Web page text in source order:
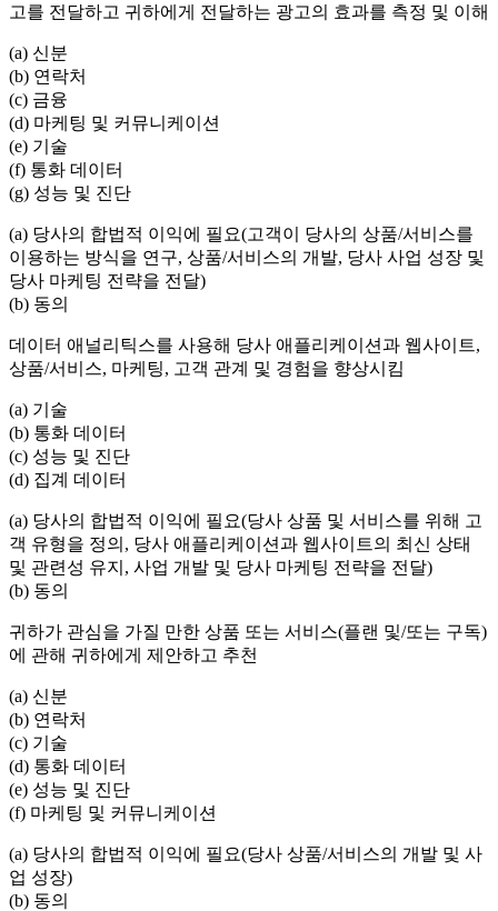
고를 전달하고 귀하에게 전달하는 광고의 효과를 측정 및 이해
(a) 신분
(b) 연락처
(c) 금융
(d) 마케팅 및 커뮤니케이션
(e) 기술
(f) 통화 데이터
(g) 성능 및 진단
(a) 당사의 합법적 이익에 필요(고객이 당사의 상품/서비스를
이용하는 방식을 연구, 상품/서비스의 개발, 당사 사업 성장 및
당사 마케팅 전략을 전달)
(b) 동의
데이터 애널리틱스를 사용해 당사 애플리케이션과 웹사이트,
상품/서비스, 마케팅, 고객 관계 및 경험을 향상시킴
(a) 기술
(b) 통화 데이터
(c) 성능 및 진단
(d) 집계 데이터
(a) 당사의 합법적 이익에 필요(당사 상품 및 서비스를 위해 고
객 유형을 정의, 당사 애플리케이션과 웹사이트의 최신 상태
및 관련성 유지, 사업 개발 및 당사 마케팅 전략을 전달)
(b) 동의
귀하가 관심을 가질 만한 상품 또는 서비스(플랜 및/또는 구독)
에 관해 귀하에게 제안하고 추천
(a) 신분
(b) 연락처
(c) 기술
(d) 통화 데이터
(e) 성능 및 진단
(f) 마케팅 및 커뮤니케이션
(a) 당사의 합법적 이익에 필요(당사 상품/서비스의 개발 및 사
업 성장)
(b) 동의